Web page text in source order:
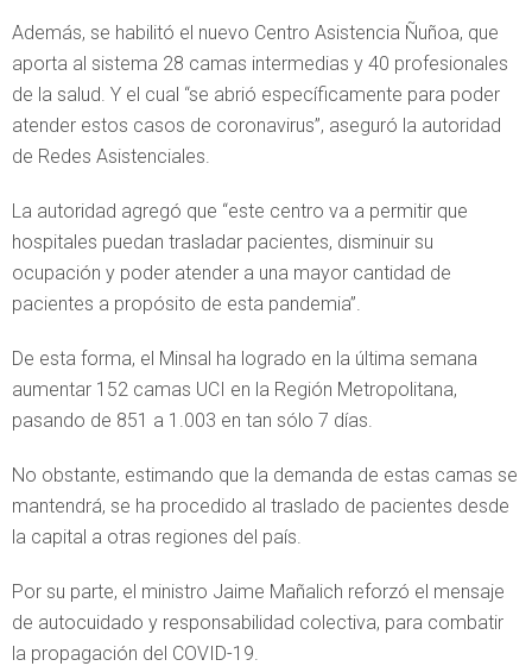
Además, se habilitó el nuevo Centro Asistencia Ñuñoa, que
aporta al sistema 28 camas intermedias y 40 profesionales
de la salud. Y el cual “se abrió específicamente para poder
atender estos casos de coronavirus”, aseguró la autoridad
de Redes Asistenciales.
La autoridad agregó que “este centro va a permitir que
hospitales puedan trasladar pacientes, disminuir su
ocupación y poder atender a una mayor cantidad de
pacientes a propósito de esta pandemia”.
De esta forma, el Minsal ha logrado en la última semana
aumentar 152 camas UCI en la Región Metropolitana,
pasando de 851 a 1.003 en tan sólo 7 días.
No obstante, estimando que la demanda de estas camas se
mantendrá, se ha procedido al traslado de pacientes desde
la capital a otras regiones del país.
Por su parte, el ministro Jaime Mañalich reforzó el mensaje
de autocuidado y responsabilidad colectiva, para combatir
la propagación del COVID-19.